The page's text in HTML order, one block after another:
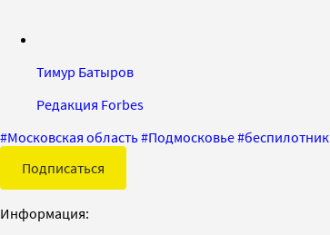
Тимур Батыров
Редакция Forbes
#Московская область#Подмосковье#беспилотник
Подписаться
Информация: